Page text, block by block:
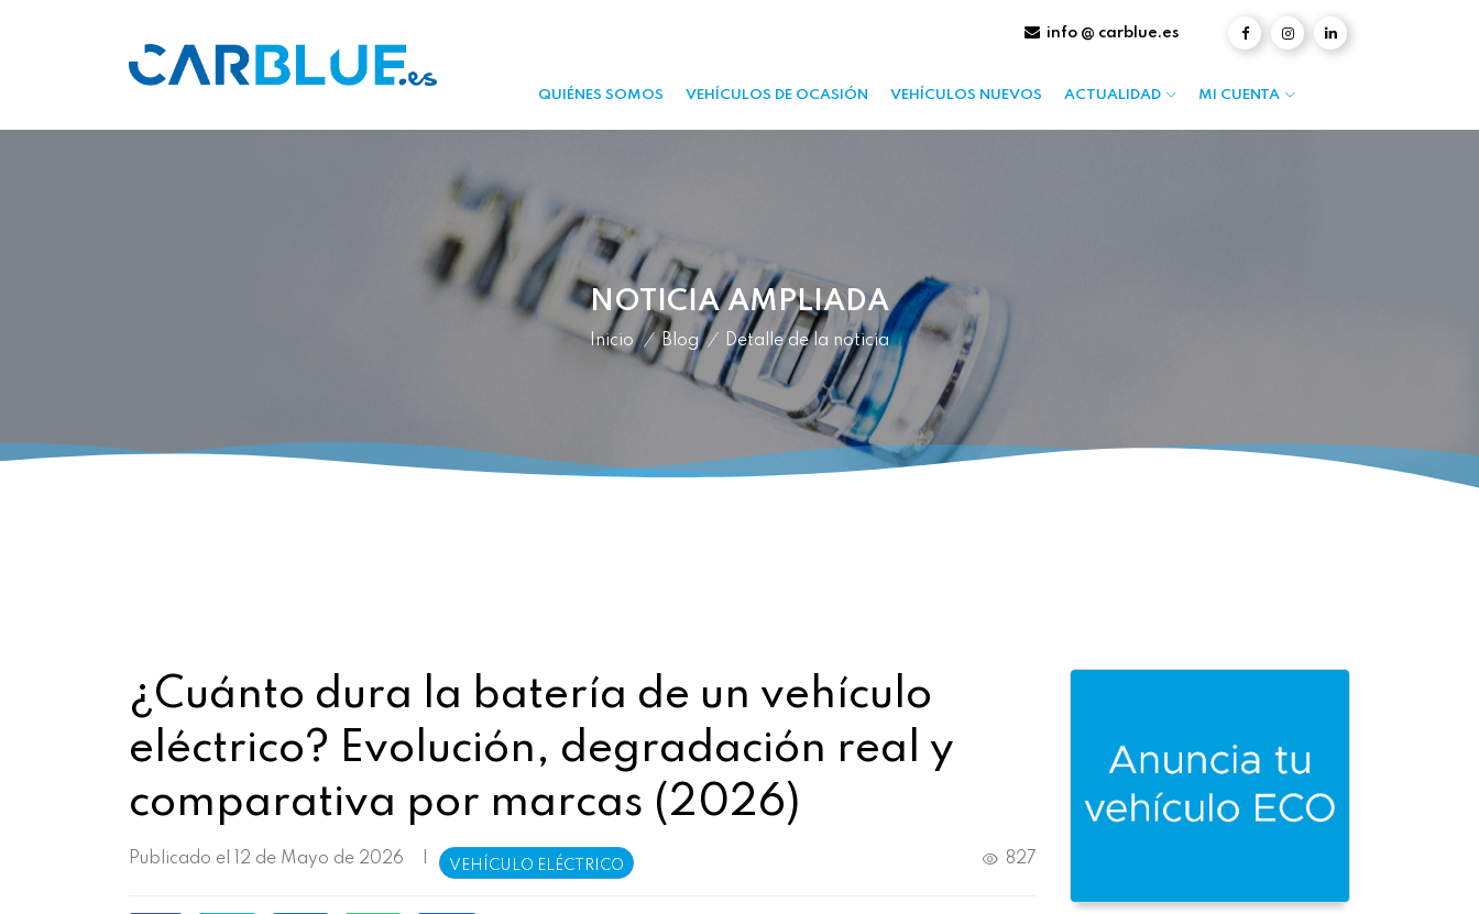
info @ carblue.es
QUIÉNES SOMOS VEHÍCULOS DE OCASIÓN VEHÍCULOS NUEVOS ACTUALIDAD MI CUENTA
NOTICIA AMPLIADA
Inicio / Blog / Detalle de la noticia
¿Cuánto dura la batería de un vehículo
eléctrico? Evolución, degradación real y
comparativa por marcas (2026)
Publicado el 12 de Mayo de 2026 VEHÍCULO ELÉCTRICO 827